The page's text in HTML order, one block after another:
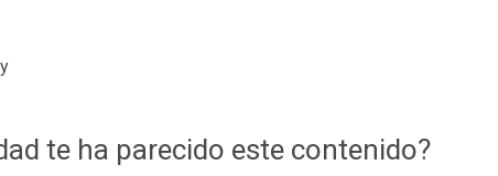
te ha parecido este contenido?